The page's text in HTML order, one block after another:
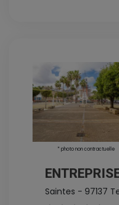
* photo non contractuelle
Saintes - 97137